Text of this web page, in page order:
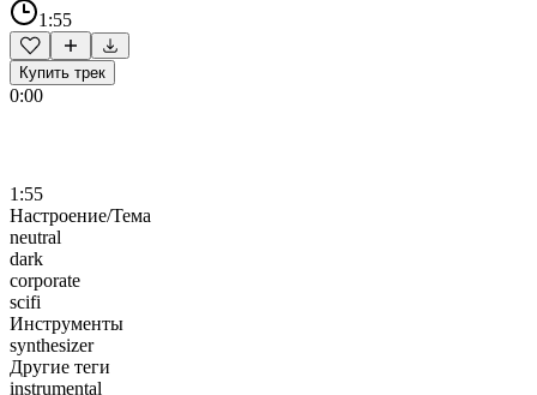
1:55
Купить трек
0:00
1:55
Настроение/Тема
neutral
dark
corporate
scifi
Инструменты
synthesizer
Другие теги
instrumental